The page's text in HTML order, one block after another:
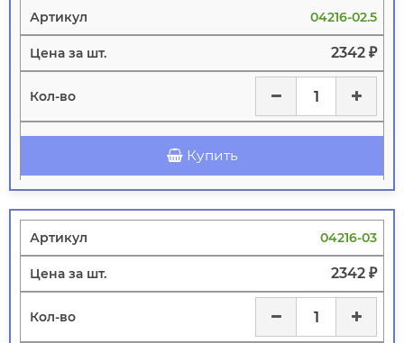
04216-02.5
2342 ₽
Купить
04216-03
2342 ₽